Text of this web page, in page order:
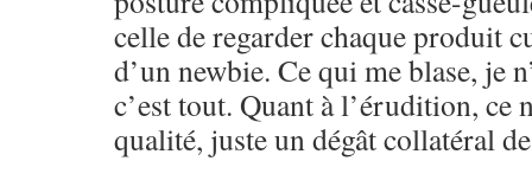
celle de regarder chaque produit
d’un newbie. Ce qui me blase, je
c’est tout. Quant à l’érudition, ce
qualité, juste un dégât collatéral